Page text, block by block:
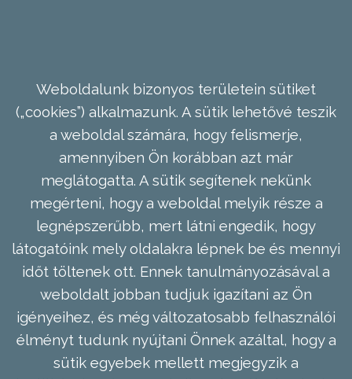
Weboldalunk bizonyos területein sütiket
(„cookies”) alkalmazunk. A sütik lehetővé teszik
a weboldal számára, hogy felismerje,
amennyiben Ön korábban azt már
meglátogatta. A sütik segítenek nekünk
megérteni, hogy a weboldal melyik része a
legnépszerűbb, mert látni engedik, hogy
látogatóink mely oldalakra lépnek be és mennyi
időt töltenek ott. Ennek tanulmányozásával a
weboldalt jobban tudjuk igazítani az Ön
igényeihez, és még változatosabb felhasználói
élményt tudunk nyújtani Önnek azáltal, hogy a
sütik egyebek mellett megjegyzik a